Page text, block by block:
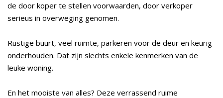
de door koper te stellen voorwaarden, door verkoper
serieus in overweging genomen.
Rustige buurt, veel ruimte, parkeren voor de deur en keurig
onderhouden. Dat zijn slechts enkele kenmerken van de
leuke woning.
En het mooiste van alles? Deze verrassend ruime